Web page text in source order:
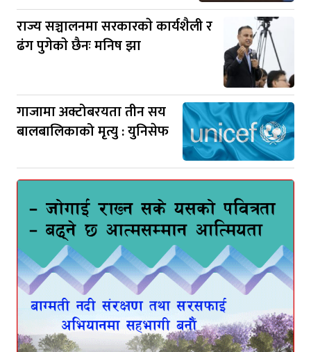
राज्य सञ्चालनमा सरकारकाे कार्यशैली र
ढंग पुगेकाे छैनः मनिष झा
गाजामा अक्टोबरयता तीन सय
बालबालिकाको मृत्यु : युनिसेफ